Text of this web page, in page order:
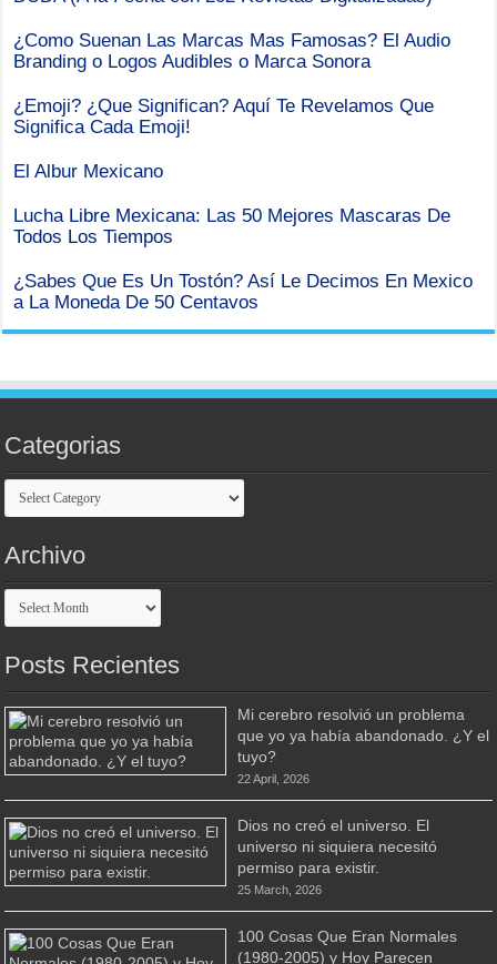
¿Como Suenan Las Marcas Mas Famosas? El Audio
Branding o Logos Audibles o Marca Sonora
¿Emoji? ¿Que Significan? Aquí Te Revelamos Que
Significa Cada Emoji!
El Albur Mexicano
Lucha Libre Mexicana: Las 50 Mejores Mascaras De
Todos Los Tiempos
¿Sabes Que Es Un Tostón? Así Le Decimos En Mexico
a La Moneda De 50 Centavos
Categorias
Categorias
Archivo
Archivo
Posts Recientes
Mi cerebro resolvió un problema
que yo ya había abandonado. ¿Y el
tuyo?
22 April, 2026
Dios no creó el universo. El
universo ni siquiera necesitó
permiso para existir.
25 March, 2026
100 Cosas Que Eran Normales
(1980-2005) y Hoy Parecen